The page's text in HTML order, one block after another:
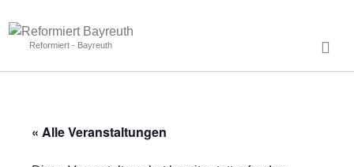
Reformiert - Bayreuth
« Alle Veranstaltungen